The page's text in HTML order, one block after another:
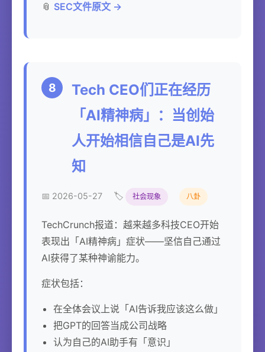
📎 SEC文件原文 →
8
Tech CEO们正在经历
「AI精神病」：当创始
人开始相信自己是AI先
知
📅 2026-05-27 🏷️ 社会现象 八卦
TechCrunch报道：越来越多科技CEO开始
表现出「AI精神病」症状——坚信自己通过
AI获得了某种神谕能力。
症状包括：
在全体会议上说「AI告诉我应该这么做」
把GPT的回答当成公司战略
认为自己的AI助手有「意识」